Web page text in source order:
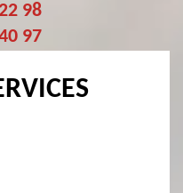
98
97